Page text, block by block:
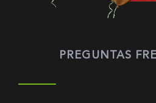
PREGUNTAS